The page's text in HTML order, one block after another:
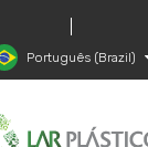
Português (Brazil)